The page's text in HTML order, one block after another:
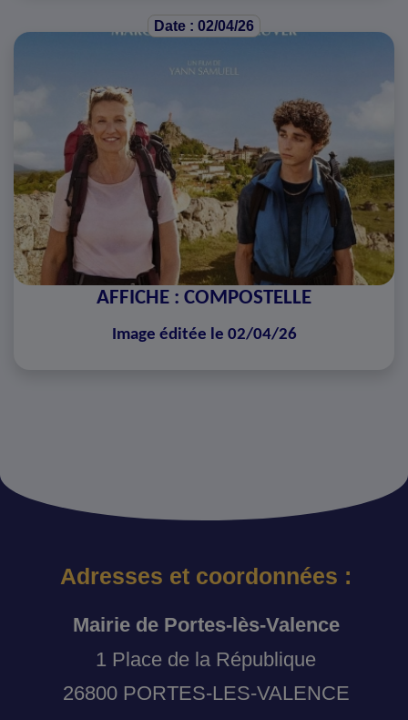
Date : 02/04/26
AFFICHE : COMPOSTELLE
Image éditée le 02/04/26
Adresses et coordonnées :
Mairie de Portes-lès-Valence
1 Place de la République
26800 PORTES-LES-VALENCE